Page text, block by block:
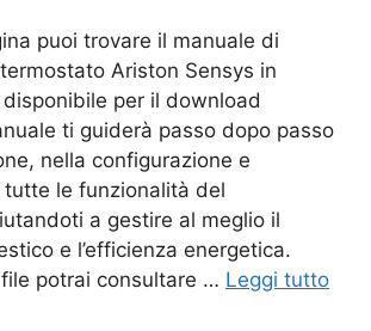
puoi trovare il manuale di
Ariston Sensys in
per il download
ti guiderà passo dopo passo
nella configurazione e
tutte le funzionalità del
a gestire al meglio il
e l’efficienza energetica.
potrai consultare … Leggi tutto